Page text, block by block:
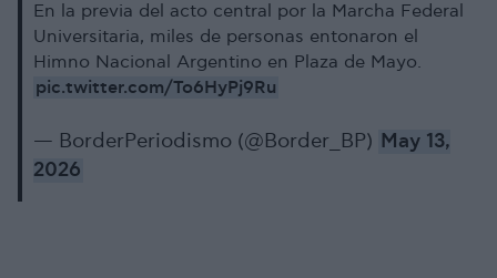
En la previa del acto central por la Marcha Federal
Universitaria, miles de personas entonaron el
Himno Nacional Argentino en Plaza de Mayo.
pic.twitter.com/To6HyPj9Ru
— BorderPeriodismo (@Border_BP) May 13,
2026